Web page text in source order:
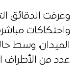
وعرفت الدقائق
واحتكاكات
الميدان، وسط
عدد من الأطراف